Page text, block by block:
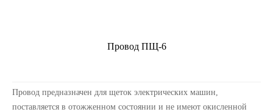
Провод ПЩ-6
Провод предназначен для щеток электрических машин,
поставляется в отожженном состоянии и не имеют окисленной